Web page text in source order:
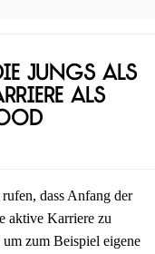
Jungs als
als
dass Anfang der
aktive Karriere zu
zum Beispiel eigene